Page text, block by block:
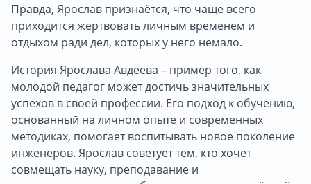
Правда, Ярослав признаётся, что чаще всего
приходится жертвовать личным временем и
отдыхом ради дел, которых у него немало.
История Ярослава Авдеева – пример того, как
молодой педагог может достичь значительных
успехов в своей профессии. Его подход к обучению,
основанный на личном опыте и современных
методиках, помогает воспитывать новое поколение
инженеров. Ярослав советует тем, кто хочет
совмещать науку, преподавание и